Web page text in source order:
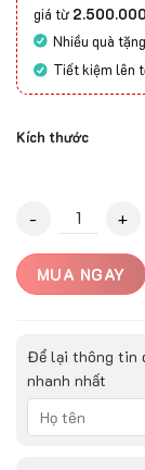
giá từ
Nhiều quà
Tiết kiệm lên
Kích thước
Thảm lông dài
MUA NGAY
Để lại thông tin
nhanh nhất